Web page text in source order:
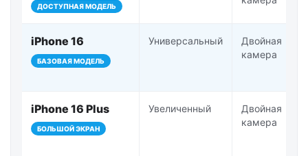
ДОСТУПНАЯ МОДЕЛЬ
iPhone 16
БАЗОВАЯ МОДЕЛЬ
Универсальный
Двойная
камера
iPhone 16 Plus
БОЛЬШОЙ ЭКРАН
Увеличенный
Двойная
камера